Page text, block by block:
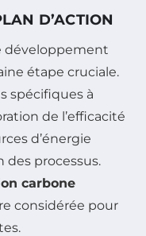
D’ACTION
développement
étape cruciale.
spécifiques à
de l’efficacité
d’énergie
des processus.
carbone
considérée pour